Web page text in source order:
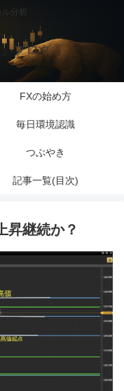
分析
ブログ
FXの始め方
毎日環境認識
つぶやき
記事一覧(目次)
昇継続か？